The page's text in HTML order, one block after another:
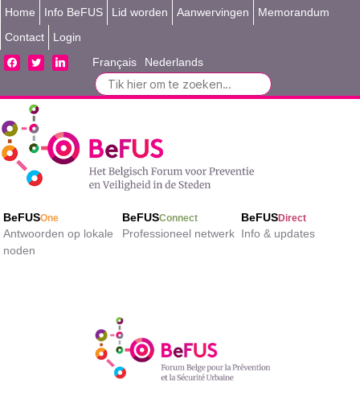
Home Info BeFUS Lid worden Aanwervingen
Memorandum
Contact
Login
facebooktwitterlinkedin Français Nederlands
Search
for:
BeFUSOne
Antwoorden op lokale
noden
BeFUSConnect
Professioneel netwerk
BeFUSDirect
Info & updates